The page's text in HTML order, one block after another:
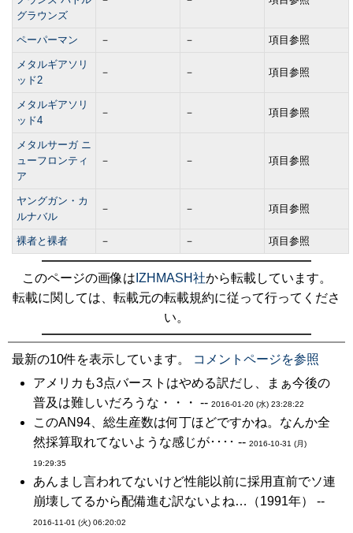
グラウンズ
ペーパーマン － － 項目参照
メタルギアソリ
ッド2
－ － 項目参照
メタルギアソリ
ッド4
－ － 項目参照
メタルサーガ ニ
ューフロンティ
ア
－ － 項目参照
ヤングガン・カ
ルナバル
－ － 項目参照
裸者と裸者 － － 項目参照
このページの画像は IZHMASH社から転載しています。
転載に関しては、転載元の転載規約に従って行ってくださ
い。
最新の10件を表示しています。
コメントページを参照
アメリカも3点バーストはやめる訳だし、まぁ今後の
普及は難しいだろうな・・・ -- 2016-01-20 (水) 23:28:22
このAN94、総生産数は何丁ほどですかね。なんか全
然採算取れてないような感じが････ -- 2016-10-31 (月)
19:29:35
あんまし言われてないけど性能以前に採用直前でソ連
崩壊してるから配備進む訳ないよね…（1991年） --
2016-11-01 (火) 06:20:02